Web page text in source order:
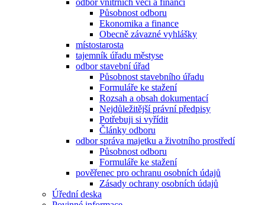
odbor vnitřních věcí a financí
Působnost odboru
Ekonomika a finance
Obecně závazné vyhlášky
místostarosta
tajemník úřadu městyse
odbor stavební úřad
Působnost stavebního úřadu
Formuláře ke stažení
Rozsah a obsah dokumentací
Nejdůležitější právní předpisy
Potřebuji si vyřídit
Články odboru
odbor správa majetku a životního prostředí
Působnost odboru
Formuláře ke stažení
pověřenec pro ochranu osobních údajů
Zásady ochrany osobních údajů
Úřední deska